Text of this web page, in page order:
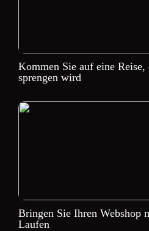
Kommen Sie auf eine
sprengen wird
Bringen Sie Ihren Webshop
Laufen